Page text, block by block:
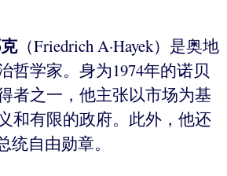
（Friedrich A·Hayek）是奥地
哲学家。身为1974年的诺贝
者之一，他主张以市场为基
和有限的政府。此外，他还
统自由勋章。